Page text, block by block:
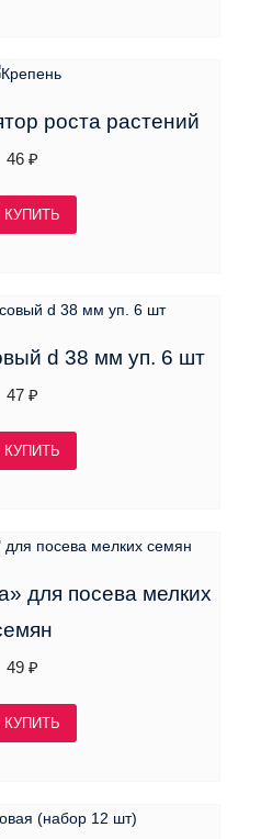
роста растений
46₽
КУПИТЬ
d 38 мм уп. 6 шт
47₽
КУПИТЬ
для посева мелких
49₽
КУПИТЬ